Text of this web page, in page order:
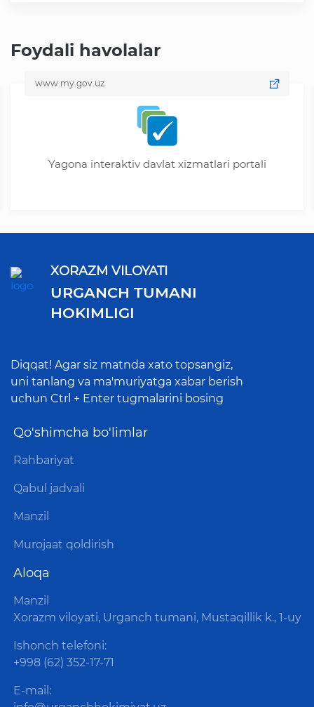
Foydali havolalar
www.my.gov.uz
Yagona interaktiv davlat xizmatlari portali
XORAZM VILOYATI
URGANCH TUMANI
HOKIMLIGI
Diqqat! Agar siz matnda xato topsangiz,
uni tanlang va ma'muriyatga xabar berish
uchun Ctrl + Enter tugmalarini bosing
Qo'shimcha bo'limlar
Rahbariyat
Qabul jadvali
Manzil
Murojaat qoldirish
Aloqa
Manzil
Xorazm viloyati, Urganch tumani, Mustaqillik k., 1-uy
Ishonch telefoni:
+998 (62) 352-17-71
E-mail: